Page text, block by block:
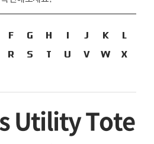
F G H I J K
L
R S T U V W
X
Utility Tote